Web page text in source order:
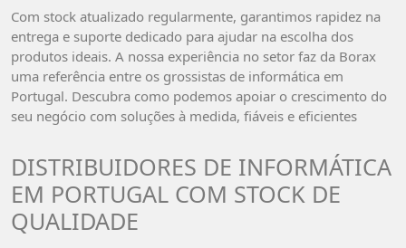
Com stock atualizado regularmente, garantimos rapidez na
entrega e suporte dedicado para ajudar na escolha dos
produtos ideais. A nossa experiência no setor faz da Borax
uma referência entre os grossistas de informática em
Portugal. Descubra como podemos apoiar o crescimento do
seu negócio com soluções à medida, fiáveis e eficientes
DISTRIBUIDORES DE INFORMÁTICA
EM PORTUGAL COM STOCK DE
QUALIDADE